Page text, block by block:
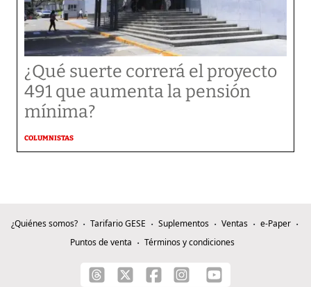
¿Qué suerte correrá el proyecto
491 que aumenta la pensión
mínima?
COLUMNISTAS
¿Quiénes somos? Tarifario GESE Suplementos Ventas
e-Paper
Puntos de venta
Términos y condiciones